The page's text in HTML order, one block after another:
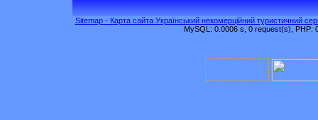
Sitemap - Карта сайта Український некомерційний туристичний
MySQL: 0.0006 s, 0 request(s), PHP: